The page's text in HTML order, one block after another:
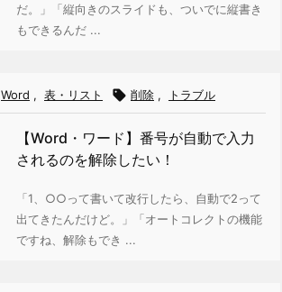
だ。」
「縦向きのスライドも、ついでに縦書き
もできるんだ ...
Word , 表・リスト  削除 , トラブル
【Word・ワード】番号が自動で入力
されるのを解除したい！
「1、○○って書いて改行したら、自動で2って
出てきたんだけど。」「オートコレクトの機能
ですね、解除もでき ...